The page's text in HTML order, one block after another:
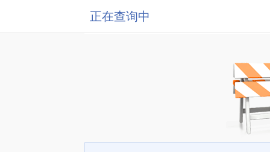
正在查询中